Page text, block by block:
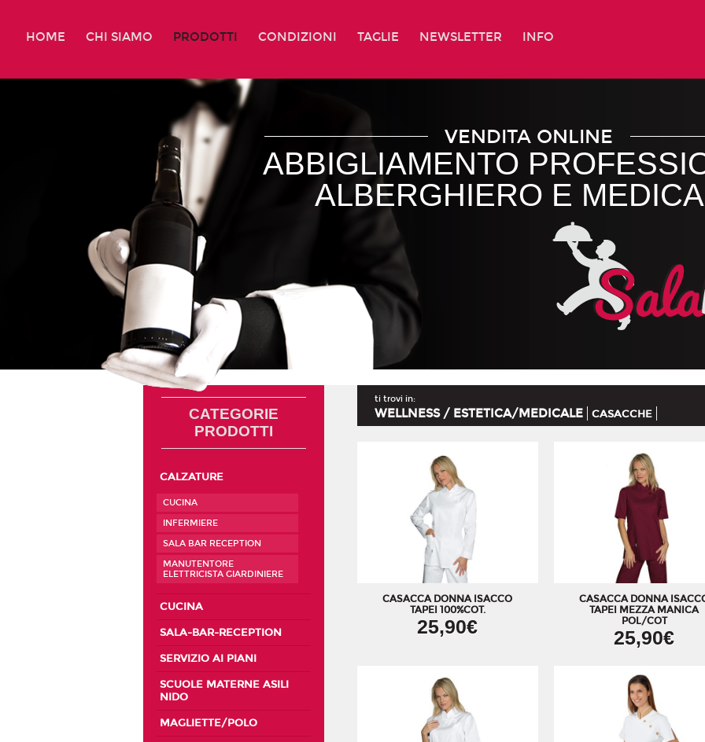
HOME CHI SIAMO PRODOTTI CONDIZIONI TAGLIE NEWSLETTER INFO
VENDITA ONLINE
ABBIGLIAMENTO
ALBERGHIERO E
CATEGORIE
PRODOTTI
CALZATURE
CUCINA
INFERMIERE
SALA BAR RECEPTION
MANUTENTORE
ELETTRICISTA GIARDINIERE
CUCINA
SALA-BAR-RECEPTION
SERVIZIO AI PIANI
SCUOLE MATERNE ASILI
NIDO
MAGLIETTE/POLO
ti trovi in:
WELLNESS / ESTETICA/MEDICALE CASACCHE
CASACCA DONNA ISACCO
TAPEI 100%COT.
25,90€
CASACCA DONNA
TAPEI MEZZA MANICA
POL/COT
25,90€